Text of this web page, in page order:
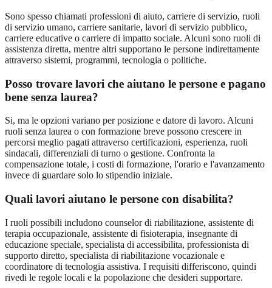
Sono spesso chiamati professioni di aiuto, carriere di servizio, ruoli
di servizio umano, carriere sanitarie, lavori di servizio pubblico,
carriere educative o carriere di impatto sociale. Alcuni sono ruoli di
assistenza diretta, mentre altri supportano le persone indirettamente
attraverso sistemi, programmi, tecnologia o politiche.
Posso trovare lavori che aiutano le persone e pagano
bene senza laurea?
Si, ma le opzioni variano per posizione e datore di lavoro. Alcuni
ruoli senza laurea o con formazione breve possono crescere in
percorsi meglio pagati attraverso certificazioni, esperienza, ruoli
sindacali, differenziali di turno o gestione. Confronta la
compensazione totale, i costi di formazione, l'orario e l'avanzamento
invece di guardare solo lo stipendio iniziale.
Quali lavori aiutano le persone con disabilita?
I ruoli possibili includono counselor di riabilitazione, assistente di
terapia occupazionale, assistente di fisioterapia, insegnante di
educazione speciale, specialista di accessibilita, professionista di
supporto diretto, specialista di riabilitazione vocazionale e
coordinatore di tecnologia assistiva. I requisiti differiscono, quindi
rivedi le regole locali e la popolazione che desideri supportare.